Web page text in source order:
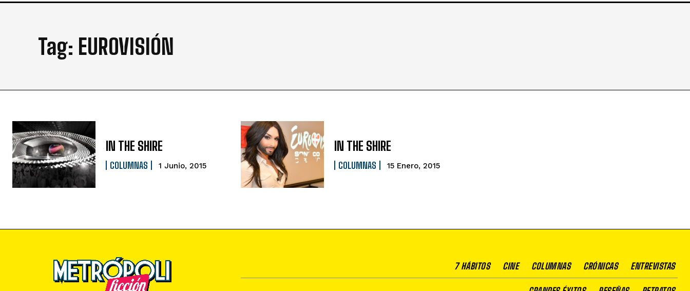
Tag: EUROVISIÓN
IN THE SHIRE
COLUMNAS 1 Junio, 2015
IN THE SHIRE
COLUMNAS 15 Enero, 2015
7 HÁBITOS CINE COLUMNAS CRÓNICAS ENTREVISTAS